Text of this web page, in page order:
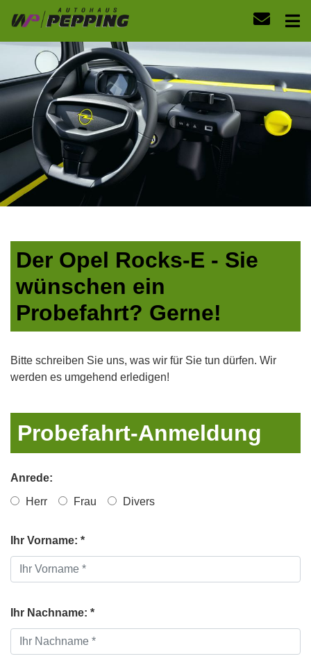
Der Opel Rocks-E - Sie
wünschen ein
Probefahrt? Gerne!
Bitte schreiben Sie uns, was wir für Sie tun dürfen. Wir
werden es umgehend erledigen!
Probefahrt-Anmeldung
Anrede:
Herr
Frau Divers
Ihr Vorname: *
Ihr Nachname: *